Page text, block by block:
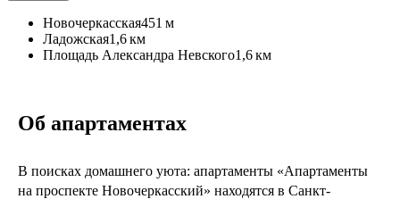
Новочеркасская451 м
Ладожская1,6 км
Площадь Александра Невского1,6 км
Об апартаментах
В поисках домашнего уюта: апартаменты «Апартаменты
на проспекте Новочеркасский» находятся в Санкт-